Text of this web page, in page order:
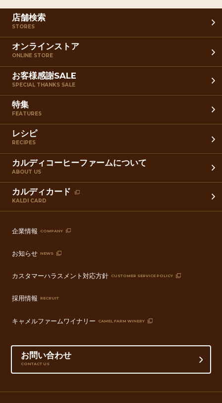
店舗検索
STORES
オンラインストア
ONLINE STORE
お客様感謝SALE
SPECIAL THANKS SALE
特集
FEATURES
レシピ
RECIPES
カルディコーヒーファームについて
ABOUT US
カルディカード
KALDI CARD
企業情報 COMPANY
お知らせ NEWS
カスタマーハラスメント対応方針 CUSTOMER SERVICE POLICY
採用情報 RECRUIT
キャメルファームワイナリー CAMEL FARM WINERY
お問い合わせ
CONTACT US